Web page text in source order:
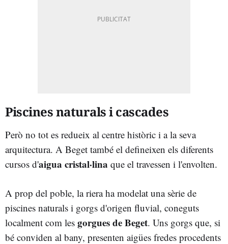
Piscines naturals i cascades
Però no tot es redueix al centre històric i a la seva
arquitectura. A Beget també el defineixen els diferents
cursos d'aigua cristal·lina que el travessen i l'envolten.
A prop del poble, la riera ha modelat una sèrie de
piscines naturals i gorgs d'origen fluvial, coneguts
localment com les gorgues de Beget. Uns gorgs que, si
bé conviden al bany, presenten aigües fredes procedents